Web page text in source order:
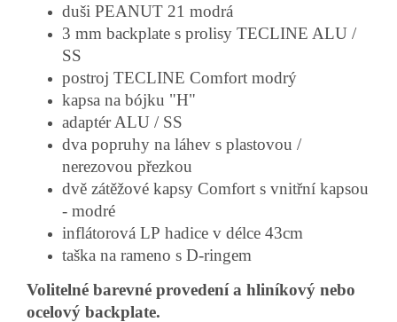
duši PEANUT 21 modrá
3 mm backplate s prolisy TECLINE ALU /
SS
postroj TECLINE Comfort modrý
kapsa na bójku "H"
adaptér ALU / SS
dva popruhy na láhev s plastovou /
nerezovou přezkou
dvě zátěžové kapsy Comfort s vnitřní kapsou
- modré
inflátorová LP hadice v délce 43cm
taška na rameno s D-ringem
Volitelné barevné provedení a hliníkový nebo
ocelový backplate.